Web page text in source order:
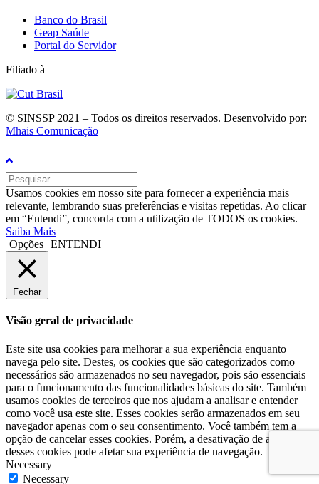
Banco do Brasil
Geap Saúde
Portal do Servidor
Filiado à
© SINSSP 2021 – Todos os direitos reservados. Desenvolvido por:
Mhais Comunicação
Usamos cookies em nosso site para fornecer a experiência mais
relevante, lembrando suas preferências e visitas repetidas. Ao clicar
em “Entendi”, concorda com a utilização de TODOS os cookies.
Saiba Mais
Opções ENTENDI
Fechar
Visão geral de privacidade
Este site usa cookies para melhorar a sua experiência enquanto
navega pelo site. Destes, os cookies que são categorizados como
necessários são armazenados no seu navegador, pois são essenciais
para o funcionamento das funcionalidades básicas do site. Também
usamos cookies de terceiros que nos ajudam a analisar e entender
como você usa este site. Esses cookies serão armazenados em seu
navegador apenas com o seu consentimento. Você também tem a
opção de cancelar esses cookies. Porém, a desativação de alguns
desses cookies pode afetar sua experiência de navegação.
Necessary
Necessary